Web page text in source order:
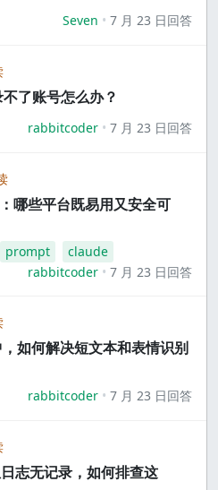
Seven 7 月 23 日回答
了账号怎么办？
rabbitcoder 7 月 23 日回答
哪些平台既易用又安全可
prompt
claude
rabbitcoder
7 月 23 日回答
如何解决短文本和表情识别
rabbitcoder 7 月 23 日回答
志无记录，如何排查这